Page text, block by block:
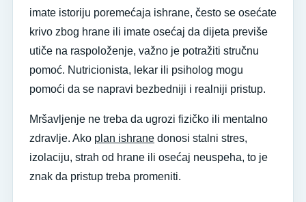
imate istoriju poremećaja ishrane, često se osećate
krivo zbog hrane ili imate osećaj da dijeta previše
utiče na raspoloženje, važno je potražiti stručnu
pomoć. Nutricionista, lekar ili psiholog mogu
pomoći da se napravi bezbedniji i realniji pristup.
Mršavljenje ne treba da ugrozi fizičko ili mentalno
zdravlje. Ako plan ishrane donosi stalni stres,
izolaciju, strah od hrane ili osećaj neuspeha, to je
znak da pristup treba promeniti.